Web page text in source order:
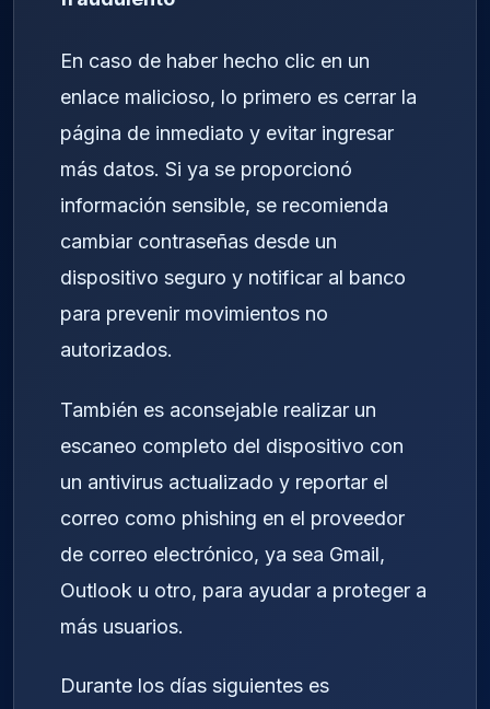
En caso de haber hecho clic en un
enlace malicioso, lo primero es cerrar la
página de inmediato y evitar ingresar
más datos. Si ya se proporcionó
información sensible, se recomienda
cambiar contraseñas desde un
dispositivo seguro y notificar al banco
para prevenir movimientos no
autorizados.
También es aconsejable realizar un
escaneo completo del dispositivo con
un antivirus actualizado y reportar el
correo como phishing en el proveedor
de correo electrónico, ya sea Gmail,
Outlook u otro, para ayudar a proteger a
más usuarios.
Durante los días siguientes es